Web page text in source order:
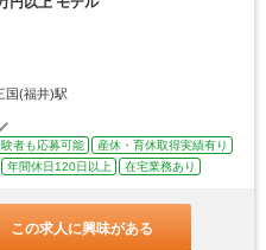
国(福井)駅
者も応募可能
産休・育休取得実績有り
年間休日120日以上 在宅業務あり
この求人に興味がある